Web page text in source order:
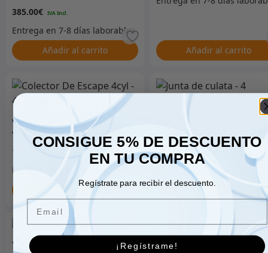
385.00€
Añadir al carrito Añadir al carrito
Colector De Escape 4cyl –
4cyl Gasolina
148.00
Añadir al carrito
Junta de culata – 4
cilindros gasolina
10.00€
Añadir al carrito
CONSIGUE 5% DE DESCUENTO
EN TU COMPRA
Regístrate para recibir el descuento.
Email
¡Regístrame!